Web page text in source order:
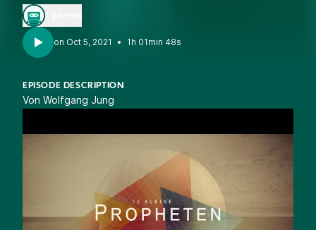
• 1h 01min 48s
EPISODE DESCRIPTION
Von Wolfgang Jung